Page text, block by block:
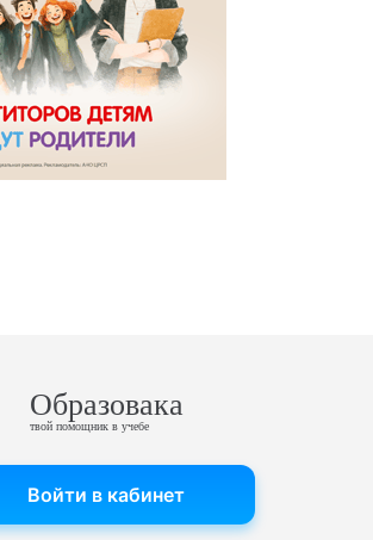
Образовака
твой помощник в учебе
Войти в кабинет